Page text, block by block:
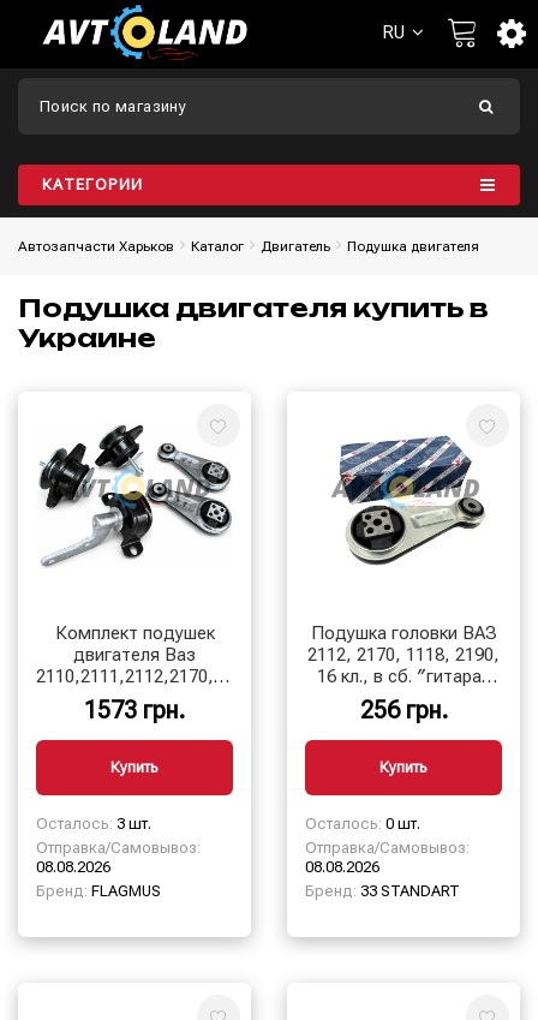
RU
КАТЕГОРИИ
Автозапчасти Харьков Каталог Двигатель Подушка двигателя
Подушка двигателя купить в
Украине
Комплект подушек
двигателя Ваз
2110,2111,2112,2170,2171,2172
Приора 16 кл.
1573 грн.
Купить
Осталось: 3 шт.
Отправка/Самовывоз:
08.08.2026
Бренд: FLAGMUS
Подушка головки ВАЗ
2112, 2170, 1118, 2190,
16 кл., в сб. ″гитара″
33 STANDART
256 грн.
Купить
Осталось: 0 шт.
Отправка/Самовывоз:
08.08.2026
Бренд: 33 STANDART